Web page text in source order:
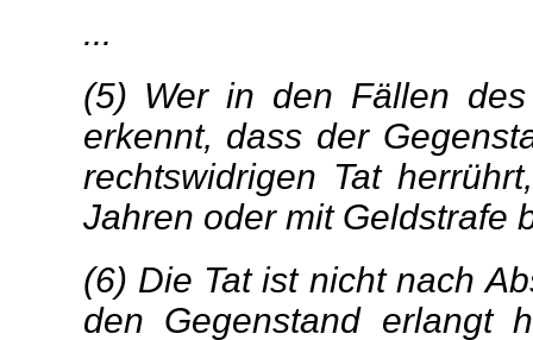
...
(5) Wer in den Fällen
erkennt, dass der
rechtswidrigen Tat
Jahren oder mit Geldstrafe
(6) Die Tat ist nicht nach
den Gegenstand erlangt